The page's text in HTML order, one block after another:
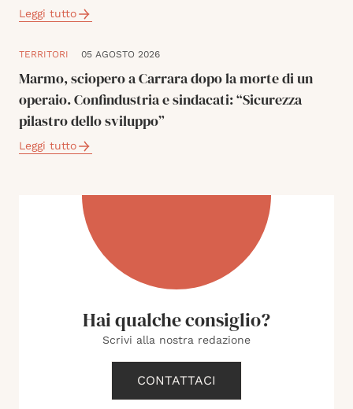
Leggi tutto
TERRITORI 05 AGOSTO 2026
Marmo, sciopero a Carrara dopo la morte di un
operaio. Confindustria e sindacati: “Sicurezza
pilastro dello sviluppo”
Leggi tutto
Hai qualche consiglio?
Scrivi alla nostra redazione
CONTATTACI